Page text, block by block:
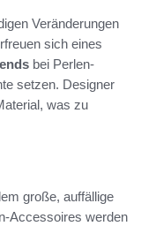
Veränderungen
sich eines
bei Perlen-
setzen. Designer
was zu
große, auffällige
Accessoires werden